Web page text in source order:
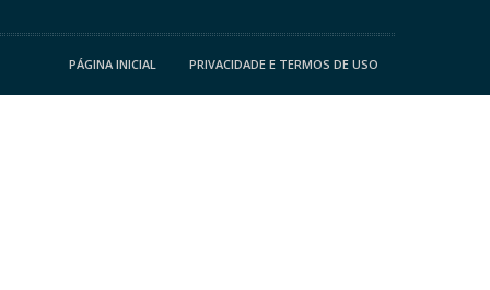
PÁGINA INICIAL PRIVACIDADE E TERMOS DE USO